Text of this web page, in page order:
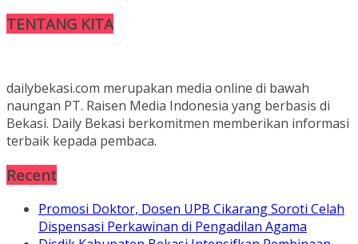
TENTANG KITA
dailybekasi.com merupakan media online di bawah
naungan PT. Raisen Media Indonesia yang berbasis di
Bekasi. Daily Bekasi berkomitmen memberikan informasi
terbaik kepada pembaca.
Recent
Promosi Doktor, Dosen UPB Cikarang Soroti Celah
Dispensasi Perkawinan di Pengadilan Agama